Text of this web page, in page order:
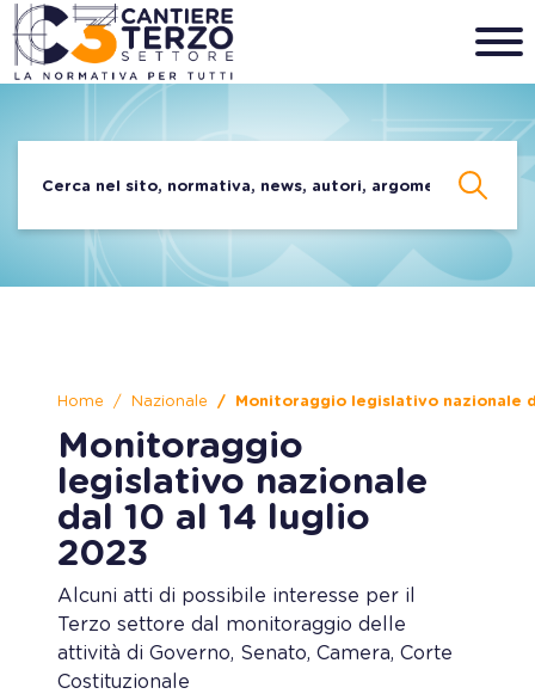
Home Nazionale Monitoraggio legislativo nazionale
Monitoraggio
legislativo nazionale
dal 10 al 14 luglio
2023
Alcuni atti di possibile interesse per il
Terzo settore dal monitoraggio delle
attività di Governo, Senato, Camera, Corte
Costituzionale